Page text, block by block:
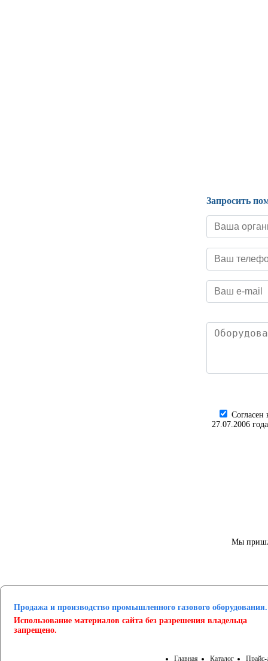
Запросить
27.07.2006
Мы
Продажа и производство промышленного газового оборудования.
Использование материалов сайта без разрешения владельца
запрещено.
Главная Каталог Прайс-